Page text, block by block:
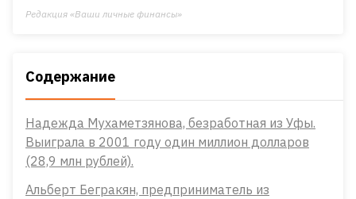
Редакция «Ваши личные финансы»
Содержание
Надежда Мухаметзянова, безработная из Уфы.
Выиграла в 2001 году один миллион долларов
(28,9 млн рублей).
Альберт Бегракян, предприниматель из